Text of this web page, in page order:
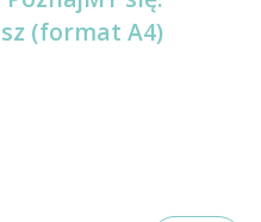
(format A4)